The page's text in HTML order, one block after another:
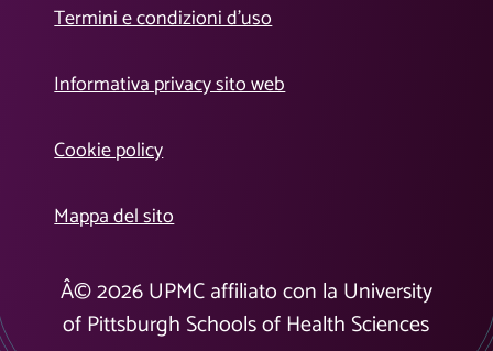
Termini e condizioni d’uso
Informativa privacy sito web
Cookie policy
Mappa del sito
Â©2026UPMC affiliato con la University
of Pittsburgh Schools of Health Sciences